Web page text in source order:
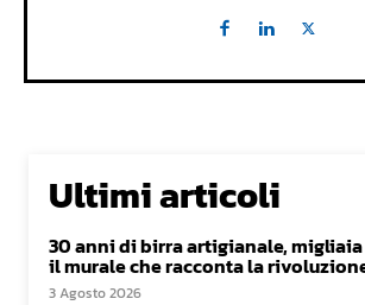
Ultimi articoli
30 anni di birra artigianale,
il murale che racconta la
3 Agosto 2026